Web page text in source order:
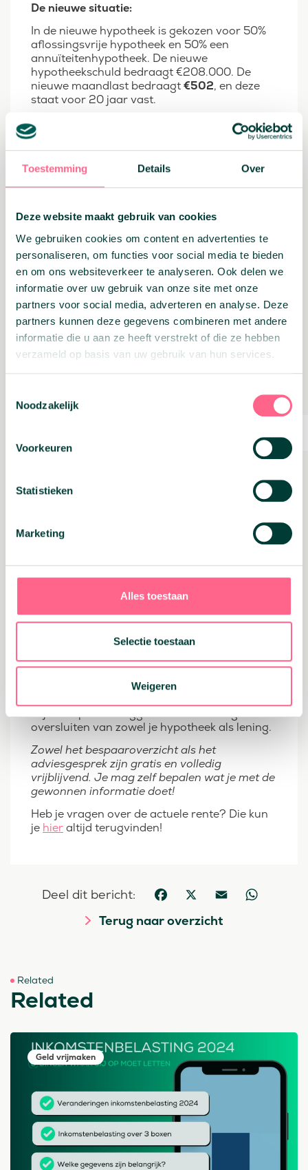
Toestemming Details Over
Deze website maakt gebruik van cookies
We gebruiken cookies om content en advertenties te
personaliseren, om functies voor social media te bieden
en om ons websiteverkeer te analyseren. Ook delen we
informatie over uw gebruik van onze site met onze
partners voor social media, adverteren en analyse. Deze
partners kunnen deze gegevens combineren met andere
informatie die u aan ze heeft verstrekt of die ze hebben
verzameld op basis van uw gebruik van hun services.
Noodzakelijk
Voorkeuren
Statistieken
Marketing
Alles toestaan
Selectie toestaan
Weigeren
De nieuwe situatie:
In de nieuwe hypotheek is gekozen voor 50%
aflossingsvrije hypotheek en 50% een
annuïteitenhypotheek. De nieuwe
hypotheekschuld bedraagt €208.000. De
nieuwe maandlast bedraagt€502, en deze
staat voor 20 jaar vast.
Onze klant was uitzinnig van vreugde, want de
besparing bedraagt
Het oversluiten van je
hypotheek met een lening
maatwerk mogelijk
Het kunnenoversluitenvan je hypotheek gaat
mogelijk wel lukken met advies van
onafhankelijke hypotheekadviseurs die
ervaring hebben met leningen en kredieten. Bij
bank A lukt het mogelijk niet, maar bank B kan
ruimere normen hanteren waardoor het wel
lukt. Dat is de kracht van onafhankelijk advies
en ervaring in kredieten. Zij kunnen kiezen
tussen diverse geldverstrekkers. Als je naar de
de ABN gelet. Wij kunnen ‘shoppen’ bij
tussenpersoon in leningen. Hierdoor hebben
oversluitingen waar een lening bij komt kijken.
Een sterkte die weinig hypotheekadviseurs
Hypotheek oversluiten
kan ik besparen?
Heb je nog vragen over het oversluiten van
jouw hypotheek wanneer je een lening op je
om jou te helpen! Met een gratis
bespaaroverzicht kom je er, vrijblijvend, achter
wat je kan besparen op je hypotheek én
lening. Met een gratis adviesgesprek kan een
al jouw opties uitleggen met betrekking tot het
oversluiten van zowel je hypotheek als lening.
Zowel het bespaaroverzicht als het
adviesgesprek zijn gratis en volledig
vrijblijvend. Je mag zelf bepalen wat je met de
gewonnen informatie doet!
Heb je vragen over de actuele rente? Die kun
je hieraltijd terugvinden!
Deel dit bericht: Facebook
X Email WhatsApp
Terug naar overzicht
Related
Related
Geld vrijmaken